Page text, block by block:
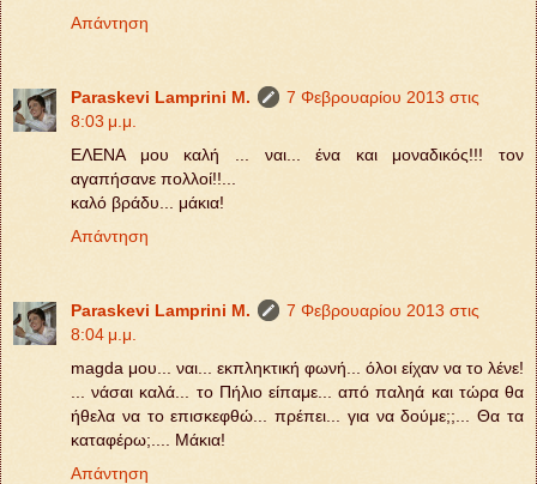
Απάντηση
Paraskevi Lamprini M.
7 Φεβρουαρίου 2013 στις
8:03 μ.μ.
ΕΛΕΝΑ μου καλή ... ναι... ένα και μοναδικός!!! τον
αγαπήσανε πολλοί!!...
καλό βράδυ... μάκια!
Απάντηση
Paraskevi Lamprini M.
7 Φεβρουαρίου 2013 στις
8:04 μ.μ.
magda μου... ναι... εκπληκτική φωνή... όλοι είχαν να το λένε!
... νάσαι καλά... το Πήλιο είπαμε... από παληά και τώρα θα
ήθελα να το επισκεφθώ... πρέπει... για να δούμε;;... Θα τα
καταφέρω;.... Μάκια!
Απάντηση